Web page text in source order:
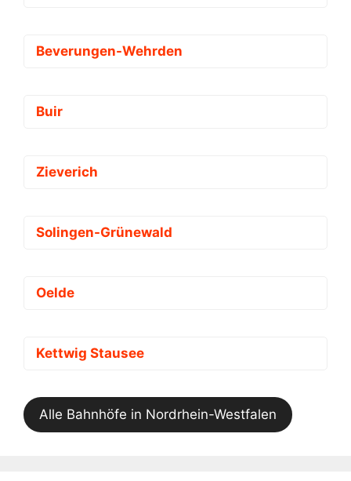
Beverungen-Wehrden
Buir
Zieverich
Solingen-Grünewald
Oelde
Kettwig Stausee
Alle Bahnhöfe in Nordrhein-Westfalen